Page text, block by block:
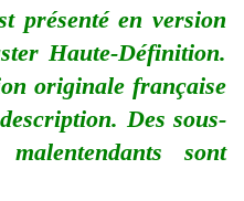
présenté en version
Haute-Définition.
originale française
Des sous-
sont